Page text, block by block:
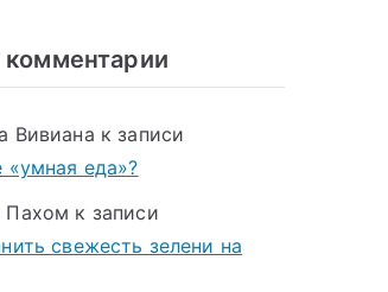
Вивиана к записи
«умная еда»?
Пахом к записи
свежесть зелени на